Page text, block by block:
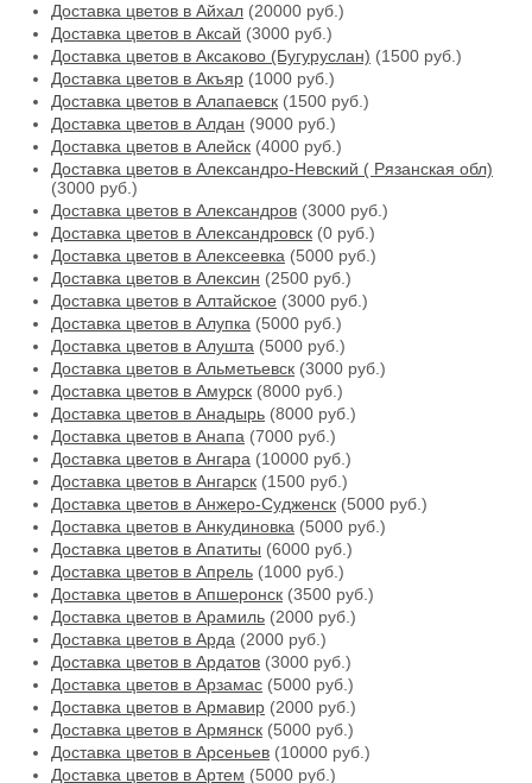
Доставка цветов в Айхал (20000 руб.)
Доставка цветов в Аксай (3000 руб.)
Доставка цветов в Аксаково (Бугуруслан) (1500 руб.)
Доставка цветов в Акъяр (1000 руб.)
Доставка цветов в Алапаевск (1500 руб.)
Доставка цветов в Алдан (9000 руб.)
Доставка цветов в Алейск (4000 руб.)
Доставка цветов в Александро-Невский ( Рязанская обл)
(3000 руб.)
Доставка цветов в Александров (3000 руб.)
Доставка цветов в Александровск (0 руб.)
Доставка цветов в Алексеевка (5000 руб.)
Доставка цветов в Алексин (2500 руб.)
Доставка цветов в Алтайское (3000 руб.)
Доставка цветов в Алупка (5000 руб.)
Доставка цветов в Алушта (5000 руб.)
Доставка цветов в Альметьевск (3000 руб.)
Доставка цветов в Амурск (8000 руб.)
Доставка цветов в Анадырь (8000 руб.)
Доставка цветов в Анапа (7000 руб.)
Доставка цветов в Ангара (10000 руб.)
Доставка цветов в Ангарск (1500 руб.)
Доставка цветов в Анжеро-Судженск (5000 руб.)
Доставка цветов в Анкудиновка (5000 руб.)
Доставка цветов в Апатиты (6000 руб.)
Доставка цветов в Апрель (1000 руб.)
Доставка цветов в Апшеронск (3500 руб.)
Доставка цветов в Арамиль (2000 руб.)
Доставка цветов в Арда (2000 руб.)
Доставка цветов в Ардатов (3000 руб.)
Доставка цветов в Арзамас (5000 руб.)
Доставка цветов в Армавир (2000 руб.)
Доставка цветов в Армянск (5000 руб.)
Доставка цветов в Арсеньев (10000 руб.)
Доставка цветов в Артем (5000 руб.)